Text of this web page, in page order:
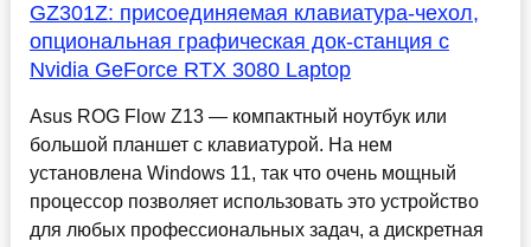
GZ301Z: присоединяемая клавиатура-чехол,
опциональная графическая док-станция с
Nvidia GeForce RTX 3080 Laptop
Asus ROG Flow Z13 — компактный ноутбук или
большой планшет с клавиатурой. На нем
установлена Windows 11, так что очень мощный
процессор позволяет использовать это устройство
для любых профессиональных задач, а дискретная